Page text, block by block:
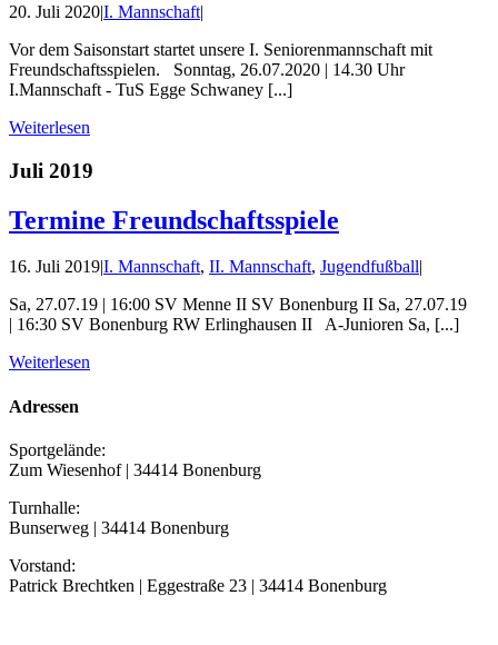
20. Juli 2020|I. Mannschaft|
Vor dem Saisonstart startet unsere I. Seniorenmannschaft mit
Freundschaftsspielen. Sonntag, 26.07.2020 | 14.30 Uhr
I.Mannschaft - TuS Egge Schwaney [...]
Weiterlesen
Juli 2019
Termine Freundschaftsspiele
16. Juli 2019|I. Mannschaft, II. Mannschaft, Jugendfußball|
Sa, 27.07.19 | 16:00 SV Menne II SV Bonenburg II Sa, 27.07.19
| 16:30 SV Bonenburg RW Erlinghausen II A-Junioren Sa, [...]
Weiterlesen
Adressen
Sportgelände:
Zum Wiesenhof | 34414 Bonenburg
Turnhalle:
Bunserweg | 34414 Bonenburg
Vorstand:
Patrick Brechtken | Eggestraße 23 | 34414 Bonenburg